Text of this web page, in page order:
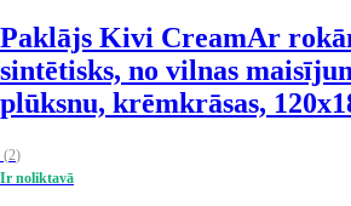
Paklājs Kivi CreamAr
sintētisks, no vilnas
plūksnu, krēmkrāsas,
(2)
Ir noliktavā